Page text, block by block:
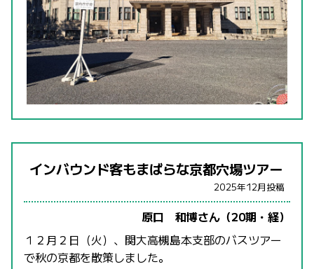
インバウンド客もまばらな京都穴場ツアー
2025年12月投稿
原口 和博さん（20期・経）
１２月２日（火）、関大高槻島本支部のバスツアー
で秋の京都を散策しました。